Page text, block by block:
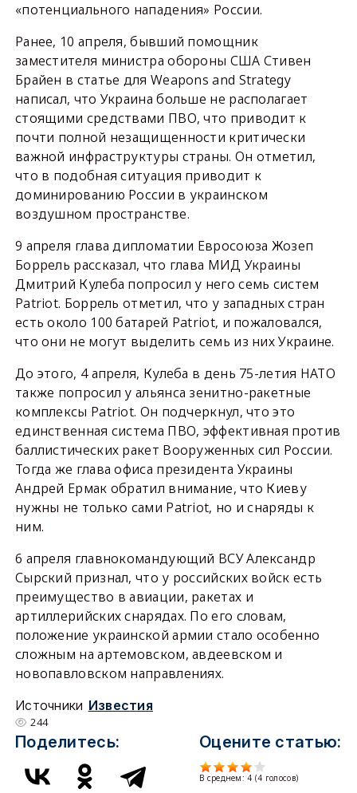
«потенциального нападения» России.
Ранее, 10 апреля, бывший помощник
заместителя министра обороны США Стивен
Брайен в статье для Weapons and Strategy
написал, что Украина больше не располагает
стоящими средствами ПВО, что приводит к
почти полной незащищенности критически
важной инфраструктуры страны. Он отметил,
что в подобная ситуация приводит к
доминированию России в украинском
воздушном пространстве.
9 апреля глава дипломатии Евросоюза Жозеп
Боррель рассказал, что глава МИД Украины
Дмитрий Кулеба попросил у него семь систем
Patriot. Боррель отметил, что у западных стран
есть около 100 батарей Patriot, и пожаловался,
что они не могут выделить семь из них Украине.
До этого, 4 апреля, Кулеба в день 75-летия НАТО
также попросил у альянса зенитно-ракетные
комплексы Patriot. Он подчеркнул, что это
единственная система ПВО, эффективная против
баллистических ракет Вооруженных сил России.
Тогда же глава офиса президента Украины
Андрей Ермак обратил внимание, что Киеву
нужны не только сами Patriot, но и снаряды к
ним.
6 апреля главнокомандующий ВСУ Александр
Сырский признал, что у российских войск есть
преимущество в авиации, ракетах и
артиллерийских снарядах. По его словам,
положение украинской армии стало особенно
сложным на артемовском, авдеевском и
новопавловском направлениях.
Источники Известия
244
Поделитесь: Оцените статью:
В среднем:4 (4 голосов)